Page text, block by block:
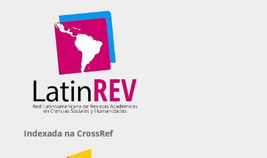
Indexada na CrossRef